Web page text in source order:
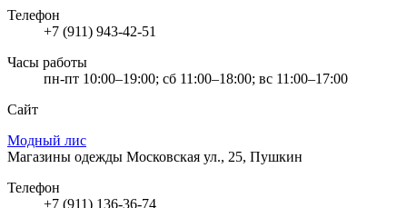
Телефон
+7 (911) 943-42-51
Часы работы
пн-пт 10:00–19:00; сб 11:00–18:00; вс 11:00–17:00
Сайт
Модный лис
Магазины одежды Московская ул., 25, Пушкин
Телефон
+7 (911) 136-36-74